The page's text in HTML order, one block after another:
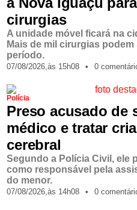
cirurgias
A unidade móvel ficará na
Mais de mil cirurgias
período.
07/08/2026,às 15h08 • 0
Polícia
Preso acusado de
médico e tratar
cerebral
Segundo a Polícia Civil, ele
como responsável pela
do menor.
07/08/2026,às 14h08 • 0